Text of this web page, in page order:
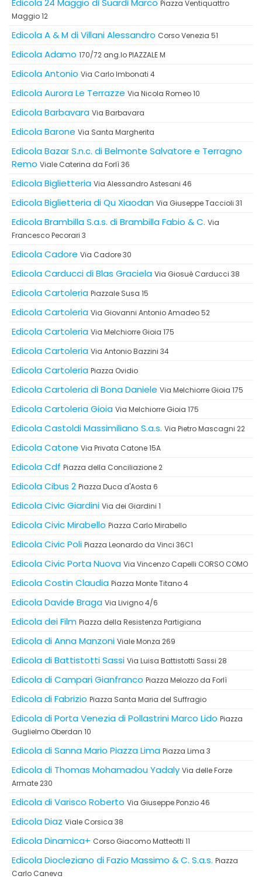
Piazza Ventiquattro
Maggio 12
Edicola A & M di Villani Alessandro Corso Venezia 51
Edicola Adamo 170/72 ang.lo PIAZZALE M
Edicola Antonio Via Carlo Imbonati 4
Edicola Aurora Le Terrazze Via Nicola Romeo 10
Edicola Barbavara Via Barbavara
Edicola Barone Via Santa Margherita
Edicola Bazar S.n.c. di Belmonte Salvatore e Terragno
Remo Viale Caterina da Forlì 36
Edicola Biglietteria Via Alessandro Astesani 46
Edicola Biglietteria di Qu Xiaodan Via Giuseppe Taccioli 31
Edicola Brambilla S.a.s. di Brambilla Fabio & C. Via
Francesco Pecorari 3
Edicola Cadore Via Cadore 30
Edicola Carducci di Blas Graciela Via Giosuè Carducci 38
Edicola Cartoleria Piazzale Susa 15
Edicola Cartoleria Via Giovanni Antonio Amadeo 52
Edicola Cartoleria Via Melchiorre Gioia 175
Edicola Cartoleria Via Antonio Bazzini 34
Edicola Cartoleria Piazza Ovidio
Edicola Cartoleria di Bona Daniele Via Melchiorre Gioia 175
Edicola Cartoleria Gioia Via Melchiorre Gioia 175
Edicola Castoldi Massimiliano S.a.s. Via Pietro Mascagni 22
Edicola Catone Via Privata Catone 15A
Edicola Cdf Piazza della Conciliazione 2
Edicola Cibus 2 Piazza Duca d'Aosta 6
Edicola Civic Giardini Via dei Giardini 1
Edicola Civic Mirabello Piazza Carlo Mirabello
Edicola Civic Poli Piazza Leonardo da Vinci 36C1
Edicola Civic Porta Nuova Via Vincenzo Capelli CORSO COMO
Edicola Costin Claudia Piazza Monte Titano 4
Edicola Davide Braga Via Livigno 4/6
Edicola dei Film Piazza della Resistenza Partigiana
Edicola di Anna Manzoni Viale Monza 269
Edicola di Battistotti Sassi Via Luisa Battistotti Sassi 28
Edicola di Campari Gianfranco Piazza Melozzo da Forlì
Edicola di Fabrizio Piazza Santa Maria del Suffragio
Edicola di Porta Venezia di Pollastrini Marco Lido Piazza
Guglielmo Oberdan 10
Edicola di Sanna Mario Piazza Lima Piazza Lima 3
Edicola di Thomas Mohamadou Yadaly Via delle Forze
Armate 230
Edicola di Varisco Roberto Via Giuseppe Ponzio 46
Edicola Diaz Viale Corsica 38
Edicola Dinamica+ Corso Giacomo Matteotti 11
Edicola Diocleziano di Fazio Massimo & C. S.a.s. Piazza
Carlo Caneva